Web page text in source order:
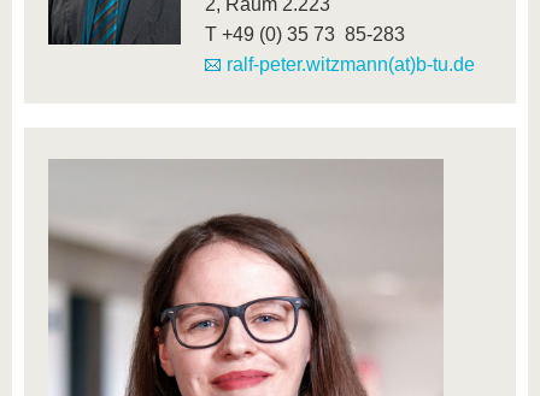
2, Raum 2.223
T +49 (0) 35 73 85-283
ralf-peter.witzmann(at)b-tu.de